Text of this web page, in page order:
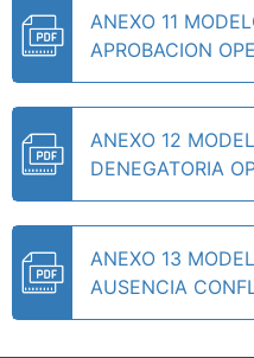
ANEXO 11
APROBACION
ANEXO 12
DENEGATORIA
ANEXO 13
AUSENCIA